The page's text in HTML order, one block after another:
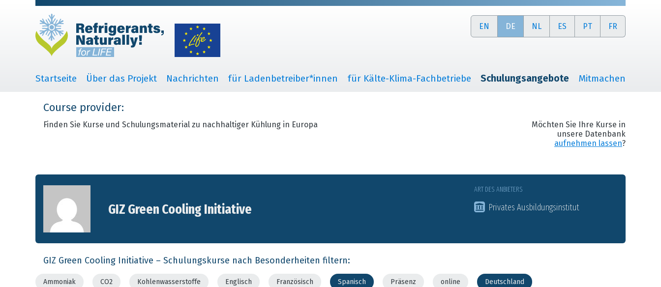
EN DE NL ES PT FR
Startseite Über das Projekt Nachrichten für Ladenbetreiber*innen für Kälte-Klima-Fachbetriebe Schulungsangebote Mitmachen
Course provider:
Finden Sie Kurse und Schulungsmaterial zu nachhaltiger Kühlung in Europa
Möchten Sie Ihre Kurse in
unsere Datenbank
aufnehmen lassen?
GIZ Green Cooling Initiative
ART DES ANBIETERS
Privates Ausbildungsinstitut
GIZ Green Cooling Initiative – Schulungskurse nach Besonderheiten filtern:
Ammoniak CO2 Kohlenwasserstoffe Englisch Französisch Spanisch Präsenz online Deutschland